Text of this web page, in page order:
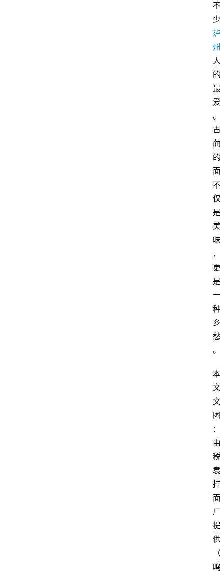
不
少
泸
州
人
的
最
爱
。
古
蔺
的
面
不
仅
是
美
味
，
更
是
一
种
乡
愁
。
本
文
文
图
：
由
税
袁
挂
面
厂
提
供
（
鸣